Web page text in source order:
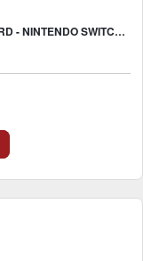
REANIMAL - DELUXE EDITION - GAME-KEY CARD - NINTENDO SWITCH 2